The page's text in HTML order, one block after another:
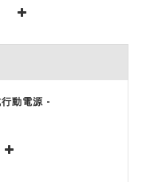
動電源 -